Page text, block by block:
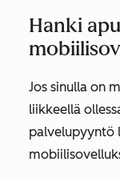
Hanki
Jos sinulla on
liikkeellä
palvelupyyntö